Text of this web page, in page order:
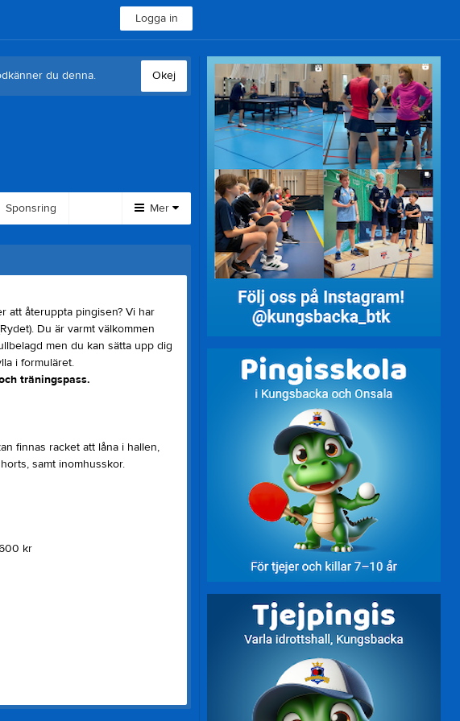
Logga in
du denna. Okej
Sponsring Mer
Huvudmeny
Klubbshop
Medlemsdokument
Material till salu
att återuppta pingisen? Vi har
Du är varmt välkommen
men du kan sätta upp dig
i formuläret.
träningspass.
finnas racket att låna i hallen,
samt inomhusskor.
kr